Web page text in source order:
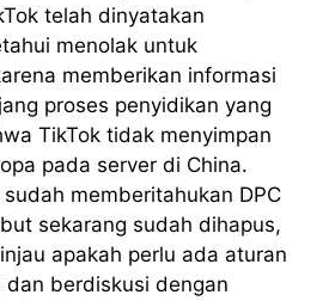
telah dinyatakan
menolak untuk
memberikan informasi
proses penyidikan yang
TikTok tidak menyimpan
pada server di China.
sudah memberitahukan DPC
sekarang sudah dihapus,
apakah perlu ada aturan
berdiskusi dengan